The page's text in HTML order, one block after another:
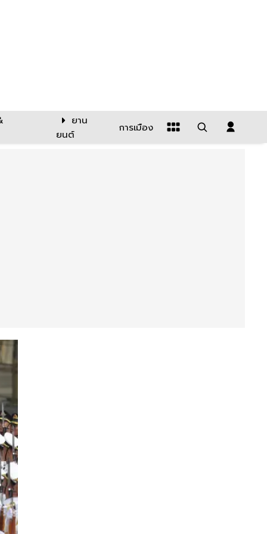
ยาน
ยนต์
การเมือง